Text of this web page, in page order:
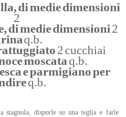
di medie dimensioni
2
di medie dimensioni2
q.b.
2 cucchiai
moscataq.b.
e parmigiano per
q.b.
stagnola, disporle su una teglia e farle